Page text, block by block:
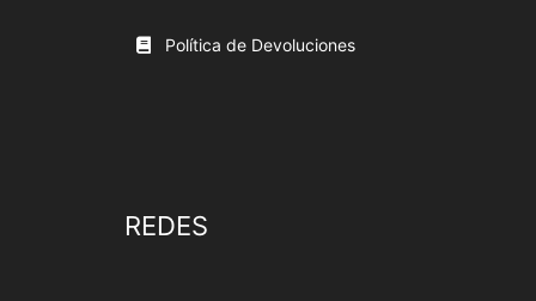
Política de Devoluciones
REDES